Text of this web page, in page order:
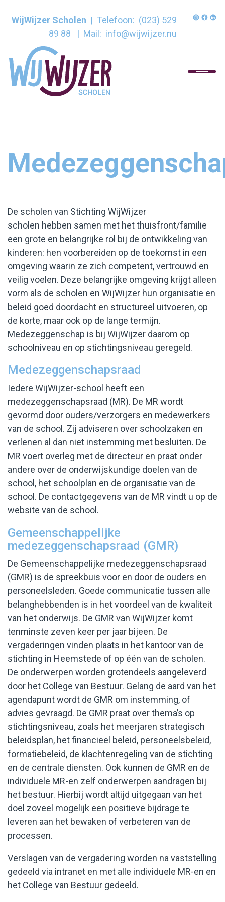
WijWijzer Scholen | Telefoon: (023) 529
89 88 | Mail: info@wijwijzer.nu
Home
Voor ouders
Contact
Werken bij WijWijzer
De scholen van Stichting WijWijzer
scholen hebben samen met het thuisfront/familie
een grote en belangrijke rol bij de ontwikkeling van
kinderen: hen voorbereiden op de toekomst in een
omgeving waarin ze zich competent, vertrouwd en
veilig voelen. Deze belangrijke omgeving krijgt alleen
vorm als de scholen en WijWijzer hun organisatie en
beleid goed doordacht en structureel uitvoeren, op
de korte, maar ook op de lange termijn.
Medezeggenschap is bij WijWijzer daarom op
schoolniveau en op stichtingsniveau geregeld.
Medezeggenschapsraad
Iedere WijWijzer-school heeft een
medezeggenschapsraad (MR). De MR wordt
gevormd door ouders/verzorgers en medewerkers
van de school. Zij adviseren over schoolzaken en
verlenen al dan niet instemming met besluiten. De
MR voert overleg met de directeur en praat onder
andere over de onderwijskundige doelen van de
school, het schoolplan en de organisatie van de
school. De contactgegevens van de MR vindt u op de
website van de school.
Gemeenschappelijke
medezeggenschapsraad (GMR)
De Gemeenschappelijke medezeggenschapsraad
(GMR) is de spreekbuis voor en door de ouders en
personeelsleden. Goede communicatie tussen alle
belanghebbenden is in het voordeel van de kwaliteit
van het onderwijs. De GMR van WijWijzer komt
tenminste zeven keer per jaar bijeen. De
vergaderingen vinden plaats in het kantoor van de
stichting in Heemstede of op één van de scholen.
De onderwerpen worden grotendeels aangeleverd
door het College van Bestuur. Gelang de aard van het
agendapunt wordt de GMR om instemming, of
advies gevraagd. De GMR praat over thema’s op
stichtingsniveau, zoals het meerjaren strategisch
beleidsplan, het financieel beleid, personeelsbeleid,
formatiebeleid, de klachtenregeling van de stichting
en de centrale diensten. Ook kunnen de GMR en de
individuele MR-en zelf onderwerpen aandragen bij
het bestuur. Hierbij wordt altijd uitgegaan van het
doel zoveel mogelijk een positieve bijdrage te
leveren aan het bewaken of verbeteren van de
processen.
Verslagen van de vergadering worden na vaststelling
gedeeld via intranet en met alle individuele MR-en en
het College van Bestuur gedeeld.